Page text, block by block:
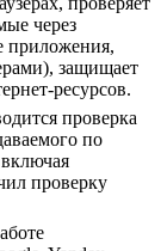
через
приложения,
защищает
ресурсов.
проверка
по
проверку